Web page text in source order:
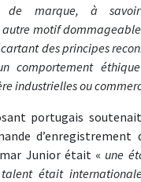
de marque, à
autre motif
des principes
comportement
industrielles ou
portugais
d’enregistrement
Junior était « une
était